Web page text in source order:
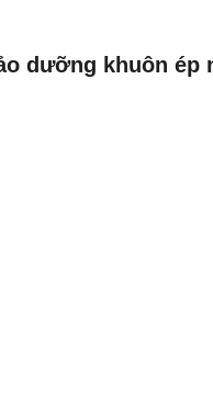
dưỡng khuôn ép